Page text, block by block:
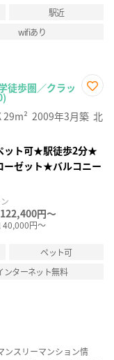
駅近
wifiあり
徒歩圏／クラッ
に入
り登
29m² 2009年3月築 北
ット可★駅徒歩2分★
ーゼット★バルコニー
円～
40,000円～
ペット可
ンターネット無料
ンスリーマンション情